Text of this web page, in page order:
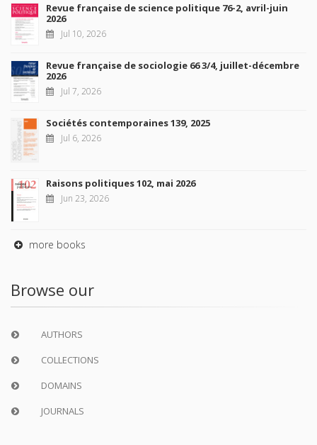
Revue française de science politique 76-2, avril-juin
2026
Jul 10, 2026
Revue française de sociologie 66 3/4, juillet-décembre
2026
Jul 7, 2026
Sociétés contemporaines 139, 2025
Jul 6, 2026
Raisons politiques 102, mai 2026
Jun 23, 2026
more books
Browse our
AUTHORS
COLLECTIONS
DOMAINS
JOURNALS